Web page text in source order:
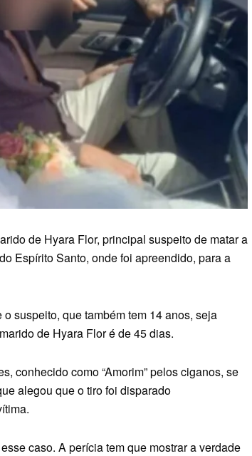
de Hyara Flor, principal suspeito de matar a
Espírito Santo, onde foi apreendido, para a
suspeito, que também tem 14 anos, seja
de Hyara Flor é de 45 dias.
conhecido como “Amorim” pelos ciganos, se
alegou que o tiro foi disparado
caso. A perícia tem que mostrar a verdade